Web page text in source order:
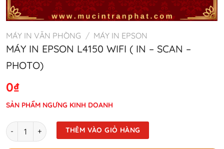
MÁY IN VĂN PHÒNG / MÁY IN EPSON
MÁY IN EPSON L4150 WIFI ( IN – SCAN –
PHOTO)
0₫
SẢN PHẨM NGƯNG KINH DOANH
Số lượng THÊM VÀO GIỎ HÀNG